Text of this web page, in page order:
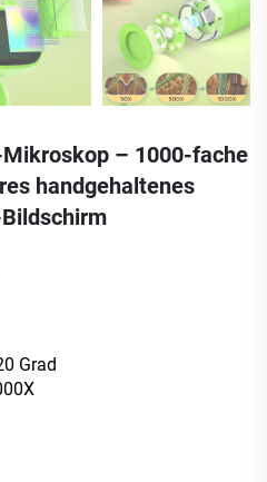
– 1000-fache
handgehaltenes
Grad